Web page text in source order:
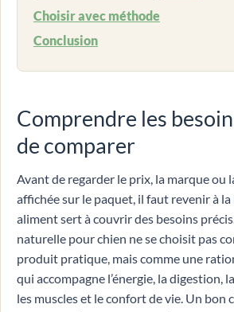
Choisir avec méthode
Conclusion
Comprendre les
de comparer
Avant de regarder le prix, la marque ou
affichée sur le paquet, il faut revenir à la
aliment sert à couvrir des besoins
naturelle pour chien ne se choisit pas
produit pratique, mais comme une
qui accompagne l’énergie, la digestion,
les muscles et le confort de vie. Un bon